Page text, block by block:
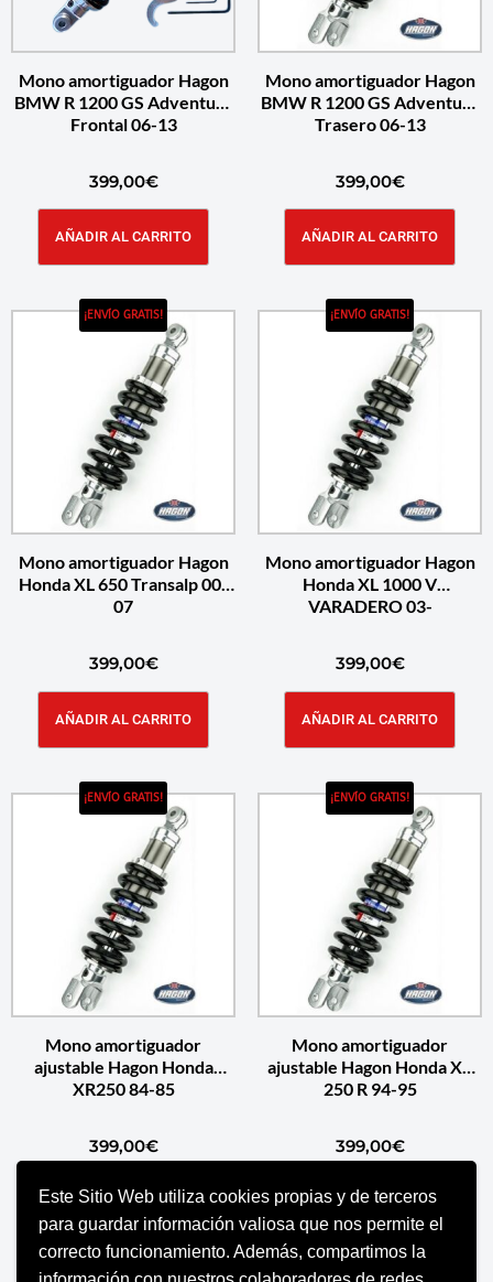
Este Sitio Web utiliza cookies propias y de terceros
para guardar información valiosa que nos permite el
correcto funcionamiento. Además, compartimos la
Mono amortiguador Hagon
BMW R 1200 GS Adventure
Frontal 06-13
399,00€
AÑADIR AL CARRITO
Mono amortiguador Hagon
BMW R 1200 GS Adventure
Trasero 06-13
399,00€
AÑADIR AL CARRITO
¡ENVÍO GRATIS!
Mono amortiguador Hagon
Honda XL 650 Transalp 00-
07
399,00€
AÑADIR AL CARRITO
¡ENVÍO GRATIS!
Mono amortiguador Hagon
Honda XL 1000 V
VARADERO 03-
399,00€
AÑADIR AL CARRITO
¡ENVÍO GRATIS!
Mono amortiguador
ajustable Hagon Honda
XR250 84-85
399,00€
AÑADIR AL CARRITO
¡ENVÍO GRATIS!
Mono amortiguador
ajustable Hagon Honda XR
250 R 94-95
399,00€
AÑADIR AL CARRITO